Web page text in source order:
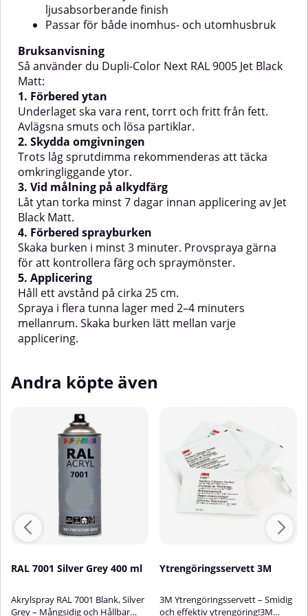
Provspraya för att säkerställa färg
och spraybild.5. AppliceringHåll
ytan.Applicera flera tunna lager
med 2–4 minuters mellanrum.
Skaka burken mellan varje lager.
ca 25 cm avstånd från
ytan.Spraya i flera tunna lager
ljusabsorberande finish
Passar för både inomhus- och utomhusbruk
Bruksanvisning
Så använder du Dupli-Color Next RAL 9005 Jet Black
Matt:
1. Förbered ytan
Underlaget ska vara rent, torrt och fritt från fett.
Avlägsna smuts och lösa partiklar.
2. Skydda omgivningen
Trots låg sprutdimma rekommenderas att täcka
omkringliggande ytor.
3. Vid målning på alkydfärg
Låt ytan torka minst 7 dagar innan applicering av Jet
Black Matt.
4. Förbered sprayburken
Skaka burken i minst 3 minuter. Provspraya gärna
för att kontrollera färg och spraymönster.
5. Applicering
Håll ett avstånd på cirka 25 cm.
Spraya i flera tunna lager med 2–4 minuters
mellanrum. Skaka burken lätt mellan varje
applicering.
Andra köpte även
RAL 7001 Silver Grey 400 ml
Akrylspray RAL 7001 Blank, Silver
Grey – Mångsidig och Hållbar
Ytrengöringsservett 3M
3M Ytrengöringsservett – Smidig
och effektiv ytrengöring!3M